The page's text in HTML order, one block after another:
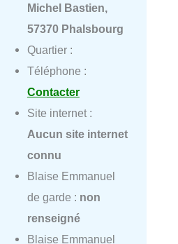
Michel Bastien,
57370 Phalsbourg
Quartier :
Téléphone :
Contacter
Site internet :
Aucun site internet
connu
Blaise Emmanuel
de garde : non
renseigné
Blaise Emmanuel